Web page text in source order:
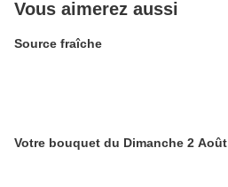
Vous aimerez aussi
Source fraîche
Votre bouquet du Dimanche 2 Août